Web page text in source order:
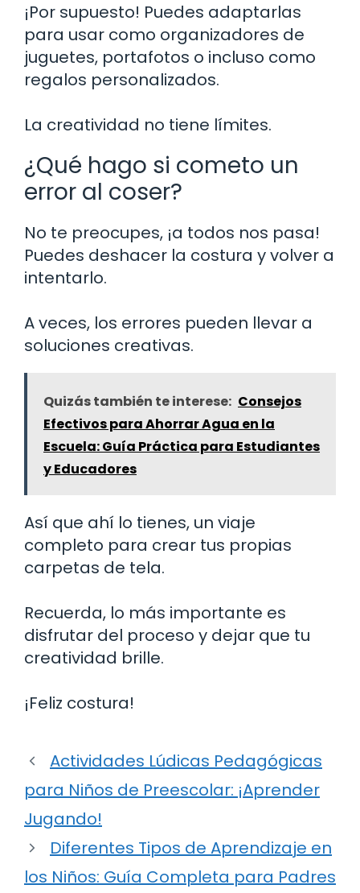
¡Por supuesto! Puedes adaptarlas
para usar como organizadores de
juguetes, portafotos o incluso como
regalos personalizados.
La creatividad no tiene límites.
¿Qué hago si cometo un
error al coser?
No te preocupes, ¡a todos nos pasa!
Puedes deshacer la costura y volver a
intentarlo.
A veces, los errores pueden llevar a
soluciones creativas.
Quizás también te interese: Consejos
Efectivos para Ahorrar Agua en la
Escuela: Guía Práctica para Estudiantes
y Educadores
Así que ahí lo tienes, un viaje
completo para crear tus propias
carpetas de tela.
Recuerda, lo más importante es
disfrutar del proceso y dejar que tu
creatividad brille.
¡Feliz costura!
Actividades Lúdicas Pedagógicas
para Niños de Preescolar: ¡Aprender
Jugando!
Diferentes Tipos de Aprendizaje en
los Niños: Guía Completa para Padres